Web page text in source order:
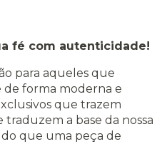
fé com autenticidade!
para aqueles que
de forma moderna e
que trazem
traduzem a base da nossa
do que uma peça de